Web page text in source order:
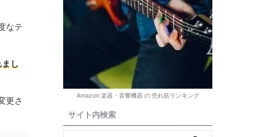
なテ
し
更さ
Amazon 楽器・音響機器 の 売れ筋ランキング
サイト内検索